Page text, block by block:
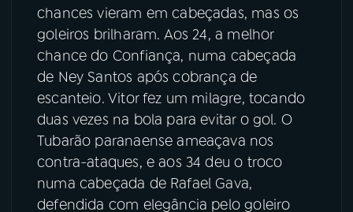
chances vieram em cabeçadas, mas os
goleiros brilharam. Aos 24, a melhor
chance do Confiança, numa cabeçada
de Ney Santos após cobrança de
escanteio. Vitor fez um milagre, tocando
duas vezes na bola para evitar o gol. O
Tubarão paranaense ameaçava nos
contra-ataques, e aos 34 deu o troco
numa cabeçada de Rafael Gava,
defendida com elegância pelo goleiro